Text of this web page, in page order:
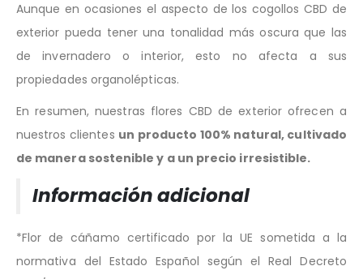
Aunque en ocasiones el aspecto de los cogollos CBD de
exterior pueda tener una tonalidad más oscura que las
de invernadero o interior, esto no afecta a sus
propiedades organolépticas.
En resumen, nuestras flores CBD de exterior ofrecen a
nuestros clientes un producto 100% natural, cultivado
de manera sostenible y a un precio irresistible.
Información adicional
*Flor de cáñamo certificado por la UE sometida a la
normativa del Estado Español según el Real Decreto